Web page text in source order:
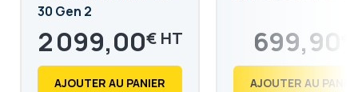
30 Gen 2
2 099,00€
2 518,80
AJOUTER AU PANIER
699,90
839,88
AJOUTER AU